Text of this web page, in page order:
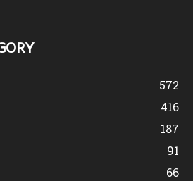
572
416
187
91
66